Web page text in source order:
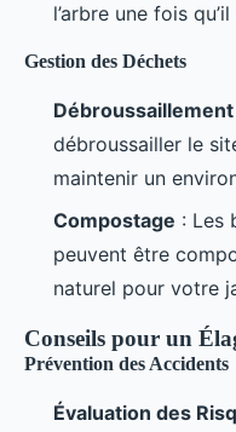
l’arbre une fois
Gestion des Déchets
Débroussaillement
débroussailler le
maintenir un
Compostage : Les
peuvent être
naturel pour votre
Conseils pour un
Prévention des Accidents
Évaluation des